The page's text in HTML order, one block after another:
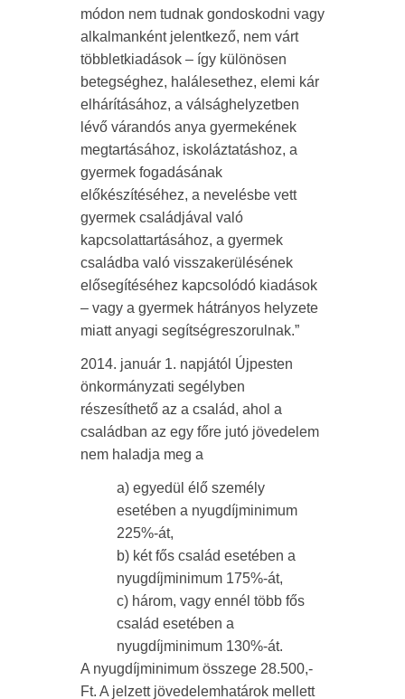
módon nem tudnak gondoskodni vagy
alkalmanként jelentkező, nem várt
többletkiadások – így különösen
betegséghez, halálesethez, elemi kár
elhárításához, a válsághelyzetben
lévő várandós anya gyermekének
megtartásához, iskoláztatáshoz, a
gyermek fogadásának
előkészítéséhez, a nevelésbe vett
gyermek családjával való
kapcsolattartásához, a gyermek
családba való visszakerülésének
elősegítéséhez kapcsolódó kiadások
– vagy a gyermek hátrányos helyzete
miatt anyagi segítségreszorulnak.”
2014. január 1. napjától Újpesten
önkormányzati segélyben
részesíthető az a család, ahol a
családban az egy főre jutó jövedelem
nem haladja meg a
a) egyedül élő személy
esetében a nyugdíjminimum
225%-át,
b) két fős család esetében a
nyugdíjminimum 175%-át,
c) három, vagy ennél több fős
család esetében a
nyugdíjminimum 130%-át.
A nyugdíjminimum összege 28.500,-
Ft. A jelzett jövedelemhatárok mellett